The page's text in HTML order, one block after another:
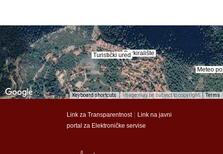
Meteo
Turistički uredParkiralište
Meteo
Turistički uredParkiralište
Keyboard shortcuts Image may be subject to copyright Terms
Link za Transparentnost| Link na javni
portal za Elektroničke servise